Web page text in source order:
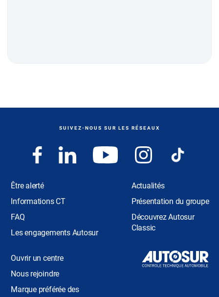
SUIVEZ-NOUS SUR LES RÉSEAUX
Être alerté
Informations CT
FAQ
Les engagements Autosur
Actualités
Présentation du groupe
Découvrez Autosur
Classic
Ouvrir un centre
Nous rejoindre
Marque préférée des